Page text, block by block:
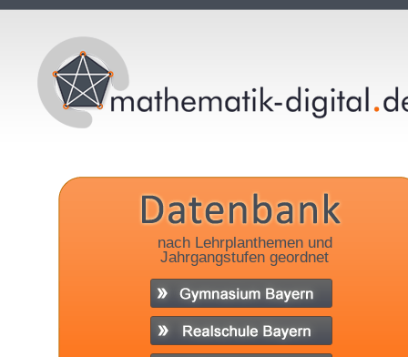
nach Lehrplanthemen und
Jahrgangstufen geordnet